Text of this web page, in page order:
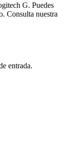
G. Puedes
Consulta nuestra
entrada.